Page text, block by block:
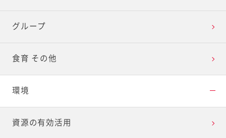
グループ
食育 その他
環境
資源の有効活用